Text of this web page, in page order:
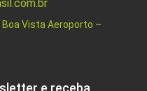
Boa Vista Aeroporto –
e receba